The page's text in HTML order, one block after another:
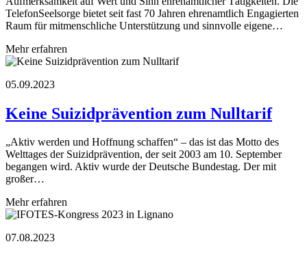
TelefonSeelsorge bietet seit fast 70 Jahren ehrenamtlich Engagierten
Raum für mitmenschliche Unterstützung und sinnvolle eigene…
Mehr erfahren
05.09.2023
Keine Suizidprävention zum Nulltarif
„Aktiv werden und Hoffnung schaffen“ – das ist das Motto des
Welttages der Suizidprävention, der seit 2003 am 10. September
begangen wird. Aktiv wurde der Deutsche Bundestag. Der mit
großer…
Mehr erfahren
07.08.2023